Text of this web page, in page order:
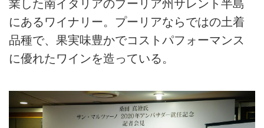
業した南イタリアのプーリア州サレント半島
にあるワイナリー。プーリアならではの土着
品種で、果実味豊かでコストパフォーマンス
に優れたワインを造っている。